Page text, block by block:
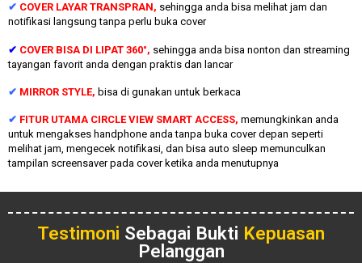
✔ COVER LAYAR TRANSPRAN, sehingga anda bisa melihat jam dan
notifikasi langsung tanpa perlu buka cover
✔ COVER BISA DI LIPAT 360°, sehingga anda bisa nonton dan streaming
tayangan favorit anda dengan praktis dan lancar
✔ MIRROR STYLE, bisa di gunakan untuk berkaca
✔ FITUR UTAMA CIRCLE VIEW SMART ACCESS, memungkinkan anda
untuk mengakses handphone anda tanpa buka cover depan seperti
melihat jam, mengecek notifikasi, dan bisa auto sleep memunculkan
tampilan screensaver pada cover ketika anda menutupnya
Testimoni Sebagai Bukti Kepuasan
Pelanggan